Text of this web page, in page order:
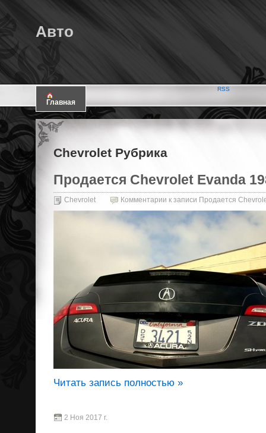
Авто
RSS
Главная
Chevrolet Рубрика
Продается Chevrolet Evanda
Chevrolet Комментарии к записи Продается
Читать запись полностью »
2 Ноя 2017 г.